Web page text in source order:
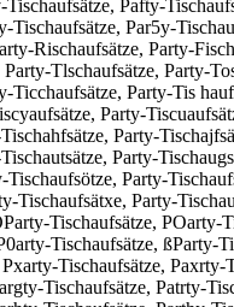
Pafty-
Par5y-
Rischaufsätze, Party-
Tlschaufsätze, Party-
Party-Tis
Party-
Party-
Party-
Party-
Party-
Tischaufsätze,
Tischaufsätze, ßParty-
Tischaufsätze, Paxrty-
Tischaufsätze, Patrty-